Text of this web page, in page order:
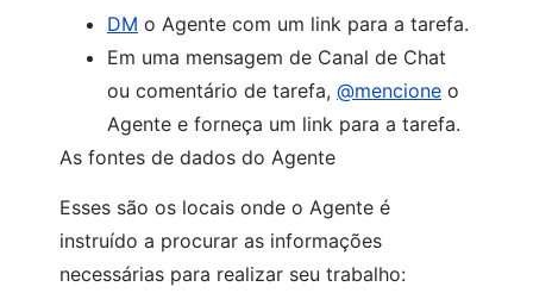
DM o Agente com um link para a tarefa.
Em uma mensagem de Canal de Chat
ou comentário de tarefa, @mencione o
Agente e forneça um link para a tarefa.
As fontes de dados do Agente
Esses são os locais onde o Agente é
instruído a procurar as informações
necessárias para realizar seu trabalho: